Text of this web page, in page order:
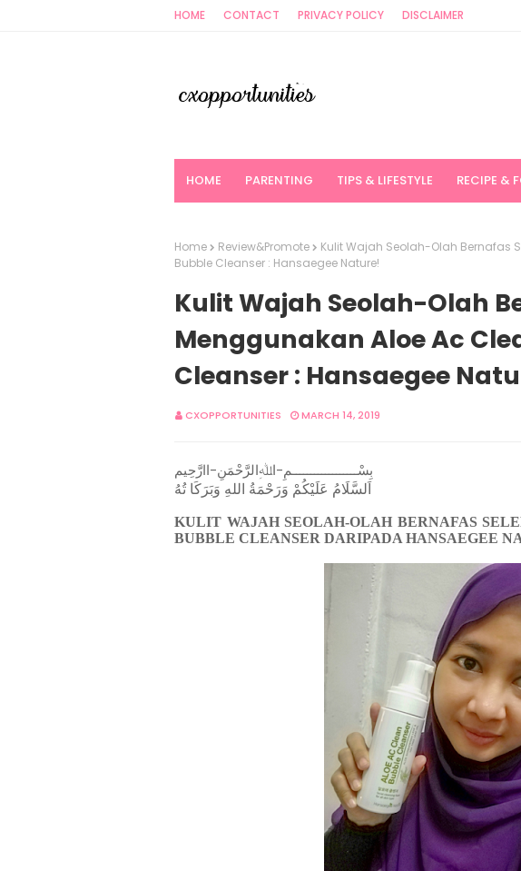
HOME CONTACT PRIVACY POLICY DISCLAIMER
HOME PARENTING TIPS & LIFESTYLE RECIPE &
Home Review&Promote
Kulit Wajah Seolah-Olah Bernafas
Bubble Cleanser : Hansaegee Nature!
Kulit Wajah Seolah-Olah
Menggunakan Aloe Ac
Cleanser : Hansaegee
CXOPPORTUNITIES MARCH 14, 2019
بِسْــــــــــــــــــمِ-اﷲِالرَّحْمَنِ-اارَّحِيم
اَلسَّلَامُ عَلَيْكُمْ وَرَحْمَةُ اللهِ وَبَرَكَا تُهُ
KULIT WAJAH SEOLAH-OLAH BERNAFAS
BUBBLE CLEANSER DARIPADA HANSAEGEE